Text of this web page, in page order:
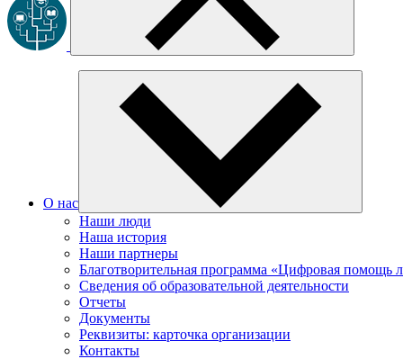
О нас
Наши люди
Наша история
Наши партнеры
Благотворительная программа «Цифровая помощь
Сведения об образовательной деятельности
Отчеты
Документы
Реквизиты: карточка организации
Контакты